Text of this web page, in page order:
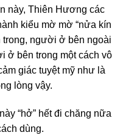
này, Thiên Hương các
kiểu mờ mờ “nửa kín
người ở bên ngoài
ở bên trong một cách vô
giác tuyệt mỹ như là
lòng vậy.
“hở” hết đi chăng nữa
dùng.